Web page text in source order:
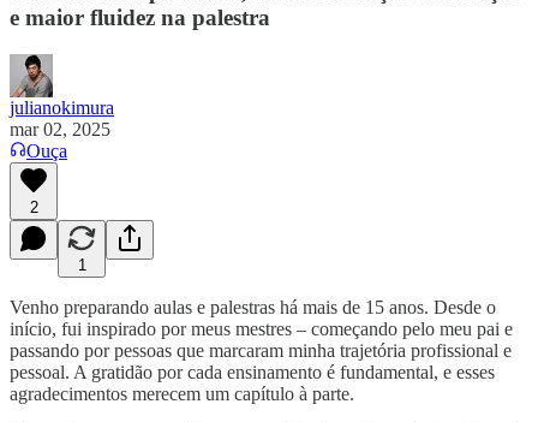
e maior fluidez na palestra
julianokimura
mar 02, 2025
Ouça
2
1
Venho preparando aulas e palestras há mais de 15 anos. Desde o
início, fui inspirado por meus mestres – começando pelo meu pai e
passando por pessoas que marcaram minha trajetória profissional e
pessoal. A gratidão por cada ensinamento é fundamental, e esses
agradecimentos merecem um capítulo à parte.